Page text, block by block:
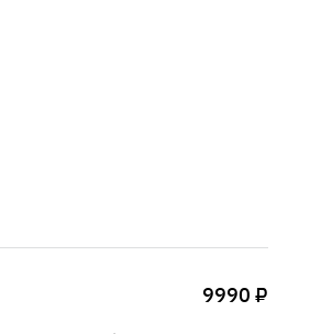
9990 ₽